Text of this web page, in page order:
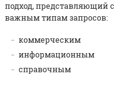
подход, представляющий
важным типам запросов:
коммерческим
информационным
справочным